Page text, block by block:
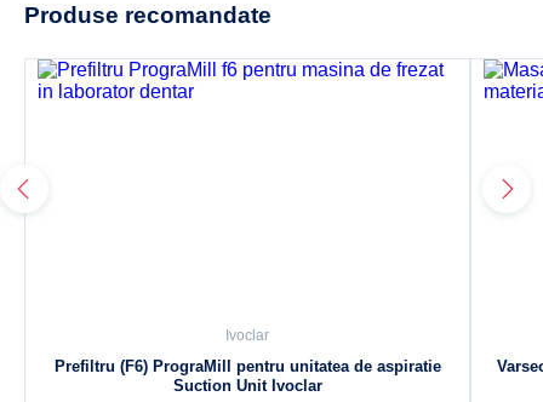
Produse recomandate
Ivoclar
Prefiltru (F6) PrograMill pentru unitatea de aspiratie
Suction Unit Ivoclar